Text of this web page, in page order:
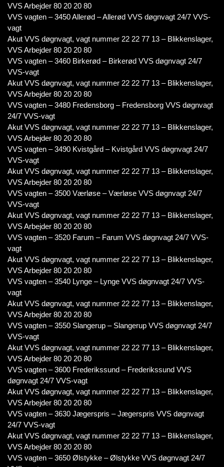
VVS Arbejder 80 20 20 80
VVS vagten – 3450 Allerød – Allerød VVS døgnvagt 24/7 VVS-
vagt
Akut VVS døgnvagt, vagt nummer 22 22 77 13 – Blikkenslager,
VVS Arbejder 80 20 20 80
VVS vagten – 3460 Birkerød – Birkerød VVS døgnvagt 24/7
VVS-vagt
Akut VVS døgnvagt, vagt nummer 22 22 77 13 – Blikkenslager,
VVS Arbejder 80 20 20 80
VVS vagten – 3480 Fredensborg – Fredensborg VVS døgnvagt
24/7 VVS-vagt
Akut VVS døgnvagt, vagt nummer 22 22 77 13 – Blikkenslager,
VVS Arbejder 80 20 20 80
VVS vagten – 3490 Kvistgård – Kvistgård VVS døgnvagt 24/7
VVS-vagt
Akut VVS døgnvagt, vagt nummer 22 22 77 13 – Blikkenslager,
VVS Arbejder 80 20 20 80
VVS vagten – 3500 Værløse – Værløse VVS døgnvagt 24/7
VVS-vagt
Akut VVS døgnvagt, vagt nummer 22 22 77 13 – Blikkenslager,
VVS Arbejder 80 20 20 80
VVS vagten – 3520 Farum – Farum VVS døgnvagt 24/7 VVS-
vagt
Akut VVS døgnvagt, vagt nummer 22 22 77 13 – Blikkenslager,
VVS Arbejder 80 20 20 80
VVS vagten – 3540 Lynge – Lynge VVS døgnvagt 24/7 VVS-
vagt
Akut VVS døgnvagt, vagt nummer 22 22 77 13 – Blikkenslager,
VVS Arbejder 80 20 20 80
VVS vagten – 3550 Slangerup – Slangerup VVS døgnvagt 24/7
VVS-vagt
Akut VVS døgnvagt, vagt nummer 22 22 77 13 – Blikkenslager,
VVS Arbejder 80 20 20 80
VVS vagten – 3600 Frederikssund – Frederikssund VVS
døgnvagt 24/7 VVS-vagt
Akut VVS døgnvagt, vagt nummer 22 22 77 13 – Blikkenslager,
VVS Arbejder 80 20 20 80
VVS vagten – 3630 Jægerspris – Jægerspris VVS døgnvagt
24/7 VVS-vagt
Akut VVS døgnvagt, vagt nummer 22 22 77 13 – Blikkenslager,
VVS Arbejder 80 20 20 80
VVS vagten – 3650 Ølstykke – Ølstykke VVS døgnvagt 24/7